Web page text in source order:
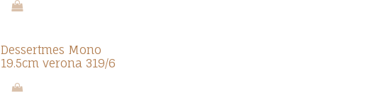
Dessertmes Mono
19.5cm verona 319/6